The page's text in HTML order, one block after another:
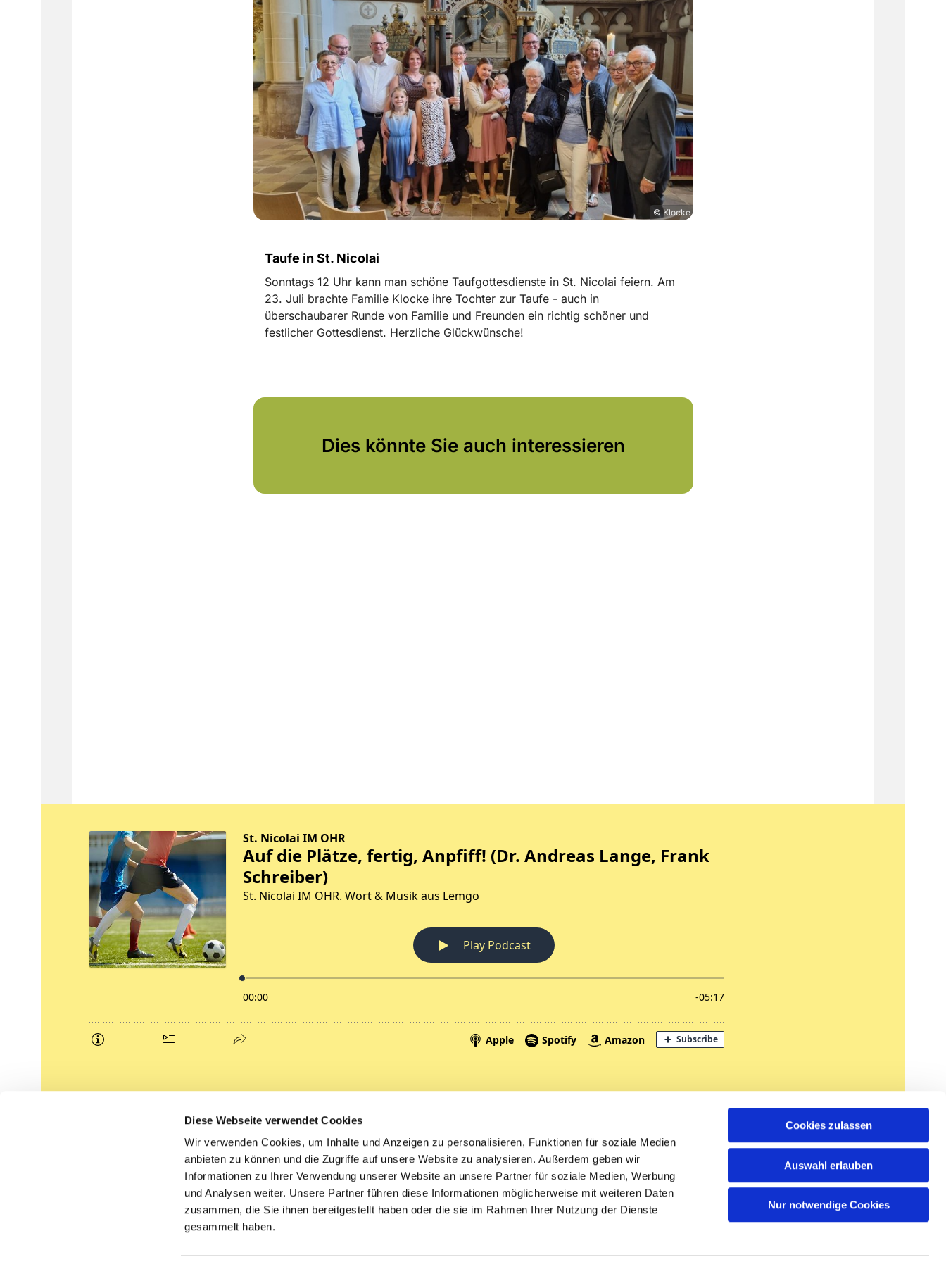
Diese Webseite verwendet Cookies
Wir verwenden Cookies, um Inhalte und Anzeigen zu personalisieren, Funktionen für soziale Medien
anbieten zu können und die Zugriffe auf unsere Website zu analysieren. Außerdem geben wir
Informationen zu Ihrer Verwendung unserer Website an unsere Partner für soziale Medien, Werbung
und Analysen weiter. Unsere Partner führen diese Informationen möglicherweise mit weiteren Daten
zusammen, die Sie ihnen bereitgestellt haben oder die sie im Rahmen Ihrer Nutzung der Dienste
gesammelt haben.
Cookies zulassen
Auswahl erlauben
Nur notwendige Cookies
© Klocke
Taufe in St. Nicolai
Sonntags 12 Uhr kann man schöne Taufgottesdienste in St. Nicolai feiern. Am
23. Juli brachte Familie Klocke ihre Tochter zur Taufe - auch in
überschaubarer Runde von Familie und Freunden ein richtig schöner und
festlicher Gottesdienst. Herzliche Glückwünsche!
Dies könnte Sie auch interessieren
Spenden
Tickets
Litauen
Mitglied werden